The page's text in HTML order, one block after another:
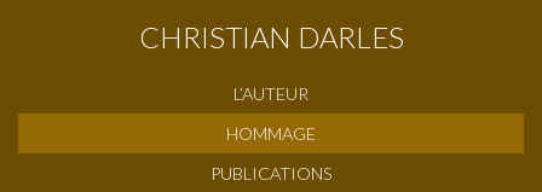
CHRISTIAN DARLES
L’AUTEUR
HOMMAGE
PUBLICATIONS